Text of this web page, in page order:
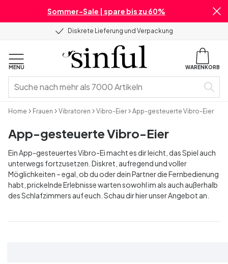
Sommer-Sale | spare bis zu 60%
Diskrete Lieferung und Verpackung
MENU WARENKORB
Home Frauen Vibratoren Vibro-Eier App-gesteuerte Vibro-Eier
App-gesteuerte Vibro-Eier
Ein App-gesteuertes Vibro-Ei macht es dir leicht, das Spiel auch
unterwegs fortzusetzen. Diskret, aufregend und voller
Möglichkeiten – egal, ob du oder dein Partner die Fernbedienung
habt, prickelnde Erlebnisse warten sowohl im als auch außerhalb
des Schlafzimmers auf euch. Schau dir hier unser Angebot an.